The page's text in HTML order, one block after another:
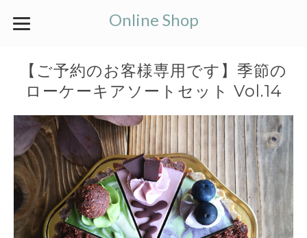
Online Shop
【ご予約のお客様専用です】季節の
ローケーキアソートセット Vol.14